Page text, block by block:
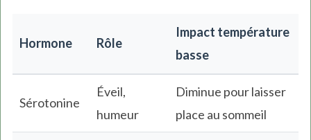
Hormone Rôle
Impact température
basse
Sérotonine
Éveil,
humeur
Diminue pour laisser
place au sommeil